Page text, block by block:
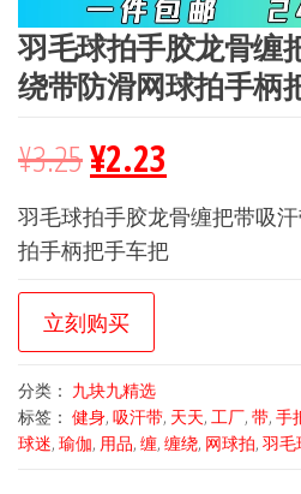
羽毛球拍手胶龙骨缠
绕带防滑网球拍手柄
¥3.25¥2.23
羽毛球拍手胶龙骨缠把带吸
拍手柄把手车把
立刻购买
分类： 九块九精选
标签： 健身, 吸汗带, 天天, 工厂, 带, 手
球迷, 瑜伽, 用品, 缠, 缠绕, 网球拍, 羽毛